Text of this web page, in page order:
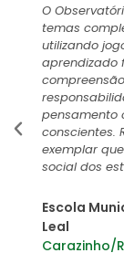
O
temas
utilizando
aprendizado
pensamento
conscientes.
exemplar
social dos
Escola
Leal
Carazinho/